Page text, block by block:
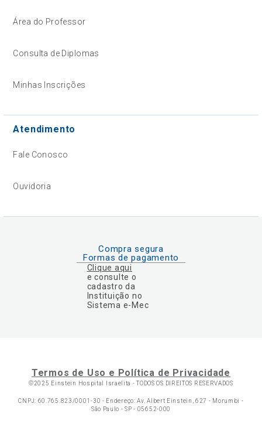
Área do Professor
Consulta de Diplomas
Minhas Inscrições
Atendimento
Fale Conosco
Ouvidoria
Compra segura
Formas de pagamento
Clique aqui
e consulte o
cadastro da
Instituição no
Sistema e-Mec
Termos de Uso e Política de Privacidade
©2025 Einstein Hospital Israelita -TODOS OS DIREITOS RESERVADOS
CNPJ: 60.765.823/0001-30 - Endereço: Av. Albert Einstein, 627 - Morumbi -
São Paulo - SP - 05652-000